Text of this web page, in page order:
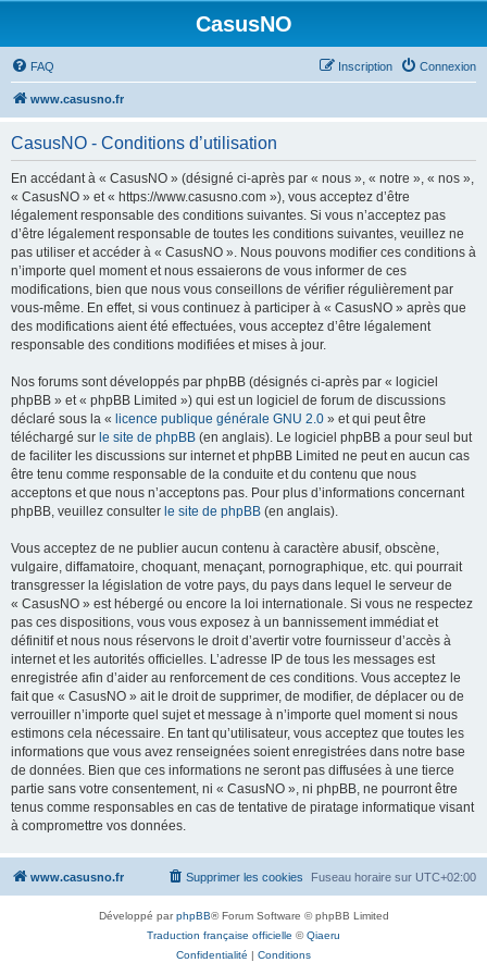
CasusNO
FAQ Connexion
Inscription
www.casusno.fr
CasusNO - Conditions d’utilisation
En accédant à « CasusNO » (désigné ci-après par « nous », « notre », « nos »,
« CasusNO » et « https://www.casusno.com »), vous acceptez d’être
légalement responsable des conditions suivantes. Si vous n’acceptez pas
d’être légalement responsable de toutes les conditions suivantes, veuillez ne
pas utiliser et accéder à « CasusNO ». Nous pouvons modifier ces conditions à
n’importe quel moment et nous essaierons de vous informer de ces
modifications, bien que nous vous conseillons de vérifier régulièrement par
vous-même. En effet, si vous continuez à participer à « CasusNO » après que
des modifications aient été effectuées, vous acceptez d’être légalement
responsable des conditions modifiées et mises à jour.
Nos forums sont développés par phpBB (désignés ci-après par « logiciel
phpBB » et « phpBB Limited ») qui est un logiciel de forum de discussions
déclaré sous la « licence publique générale GNU 2.0 » et qui peut être
téléchargé sur le site de phpBB (en anglais). Le logiciel phpBB a pour seul but
de faciliter les discussions sur internet et phpBB Limited ne peut en aucun cas
être tenu comme responsable de la conduite et du contenu que nous
acceptons et que nous n’acceptons pas. Pour plus d’informations concernant
phpBB, veuillez consulter le site de phpBB (en anglais).
Vous acceptez de ne publier aucun contenu à caractère abusif, obscène,
vulgaire, diffamatoire, choquant, menaçant, pornographique, etc. qui pourrait
transgresser la législation de votre pays, du pays dans lequel le serveur de
« CasusNO » est hébergé ou encore la loi internationale. Si vous ne respectez
pas ces dispositions, vous vous exposez à un bannissement immédiat et
définitif et nous nous réservons le droit d’avertir votre fournisseur d’accès à
internet et les autorités officielles. L’adresse IP de tous les messages est
enregistrée afin d’aider au renforcement de ces conditions. Vous acceptez le
fait que « CasusNO » ait le droit de supprimer, de modifier, de déplacer ou de
verrouiller n’importe quel sujet et message à n’importe quel moment si nous
estimons cela nécessaire. En tant qu’utilisateur, vous acceptez que toutes les
informations que vous avez renseignées soient enregistrées dans notre base
de données. Bien que ces informations ne seront pas diffusées à une tierce
partie sans votre consentement, ni « CasusNO », ni phpBB, ne pourront être
tenus comme responsables en cas de tentative de piratage informatique visant
à compromettre vos données.
www.casusno.fr Fuseau horaire sur UTC+02:00
Supprimer les cookies
Développé parphpBB® Forum Software © phpBB Limited
Traduction française officielle ©Qiaeru
Confidentialité | Conditions